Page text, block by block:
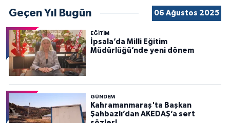
Geçen Yıl Bugün 06 Ağustos 2025
EĞİTİM
İpsala’da Milli Eğitim
Müdürlüğü’nde yeni dönem
GÜNDEM
Kahramanmaraş'ta Başkan
Şahbazlı’dan AKEDAŞ’a sert